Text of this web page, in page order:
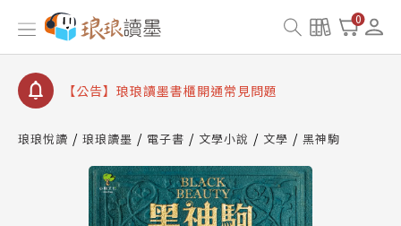
0
【公告】因 Readmoo 讀墨系統維護中，本站同步暫
停部分閱讀服務
【公告】琅琅讀墨數位閱讀資產合併與書櫃開通申請
【公告】琅琅讀墨書櫃開通常見問題
請圖文教學
查詢
【公告】因 Readmoo 讀墨系統維護中，本站同步暫
停部分閱讀服務
琅琅悅讀 琅琅讀墨 電子書 文學小說 文學 黑神駒